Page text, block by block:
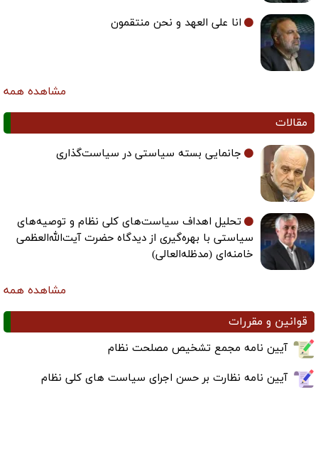
انا علی العهد و نحن منتقمون
مشاهده همه
مقالات
جانمایی بسته سیاستی در سیاست‌گذاری
تحلیل اهداف سیاست‌های کلی نظام و توصیه‌های
سیاستی با بهره‌گیری از دیدگاه حضرت آیت‌الله‌العظمی
خامنه‌ای (مدظله‌العالی)
مشاهده همه
قوانین و مقررات
آیین نامه مجمع تشخیص مصلحت نظام
آیین نامه نظارت بر حسن اجرای سیاست های کلی نظام